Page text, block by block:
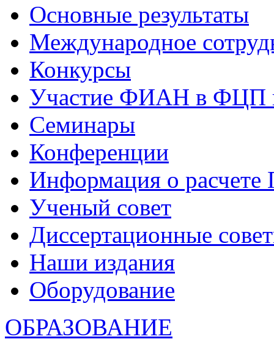
Основные результаты
Международное
Конкурсы
Участие ФИАН в ФЦП
Семинары
Конференции
Информация о
Ученый совет
Диссертационные
Наши издания
Оборудование
ОБРАЗОВАНИЕ